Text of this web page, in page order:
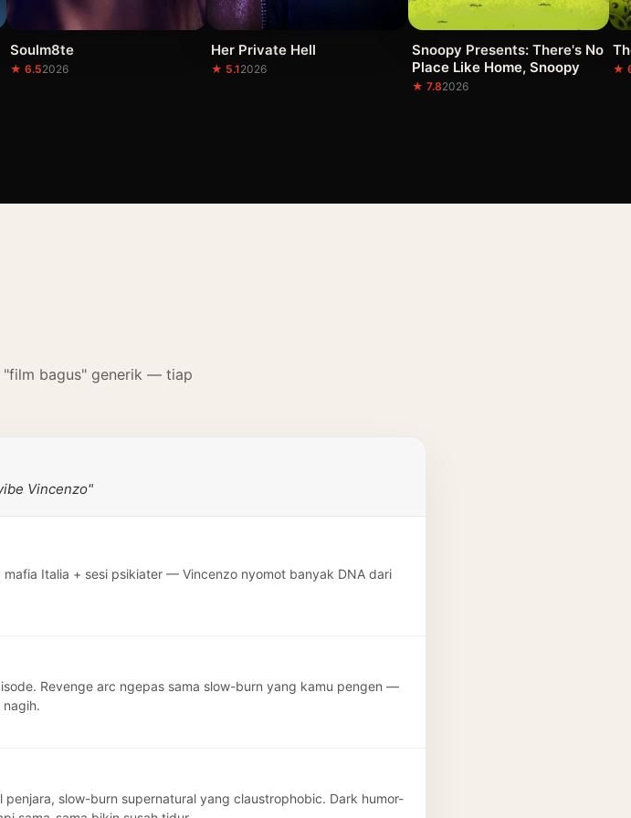
Soulm8te
★ 6.52026
Her Private Hell
★ 5.12026
Snoopy Presents: There's No
Place Like Home, Snoopy
★ 7.82026
★
"film bagus" generik — tiap
Vincenzo"
Italia + sesi psikiater — Vincenzo nyomot banyak DNA dari
Revenge arc ngepas sama slow-burn yang kamu pengen —
slow-burn supernatural yang claustrophobic. Dark humor-